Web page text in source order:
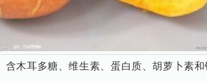
含木耳多糖、维生素、蛋白质、胡萝卜素